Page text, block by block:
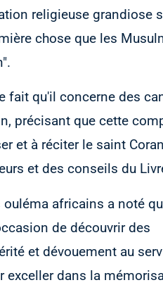
religieuse grandiose
chose que les
fait qu'il concerne des
précisant que cette
et à réciter le saint
et des conseils du
africains a noté
de découvrir des
et dévouement au
exceller dans la